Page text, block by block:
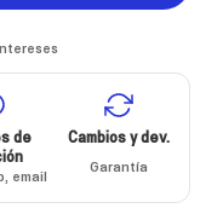
de
email
Cambios y dev.
Garantía